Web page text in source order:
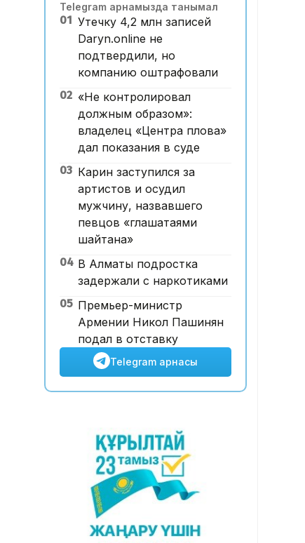
15:53, 07 Тамыз 2026
Қазақстанда аукцион өткізу
тәртібі өзгертілмек: кепілдік
жарна құны қымбаттайды
Мемлекеттік грант
иегерлерінің тізімі
жарияланды: 75 мыңнан
астам талапкер тегін білім
алады
14:45, 07 Тамыз 2026
Ұлттық валютаны инфляция
қарқынының баяулауы қолдап
отыр – сарапшылар
Telegram арнамызда танымал
01 Утечку 4,2 млн записей
Daryn.online не
подтвердили, но
компанию оштрафовали
02 «Не контролировал
должным образом»:
владелец «Центра плова»
дал показания в суде
03 Карин заступился за
артистов и осудил
мужчину, назвавшего
певцов «глашатаями
шайтана»
04 В Алматы подростка
задержали с наркотиками
05 Премьер-министр
Армении Никол Пашинян
подал в отставку
Telegram арнасы